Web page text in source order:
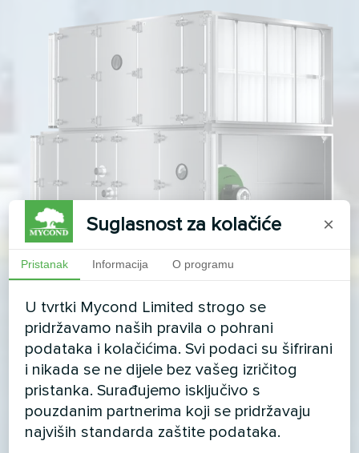
Suglasnost za kolačiće ×
Pristanak Informacija O programu
U tvrtki Mycond Limited strogo se
pridržavamo naših pravila o pohrani
podataka i kolačićima. Svi podaci su šifrirani
i nikada se ne dijele bez vašeg izričitog
pristanka. Surađujemo isključivo s
pouzdanim partnerima koji se pridržavaju
najviših standarda zaštite podataka.